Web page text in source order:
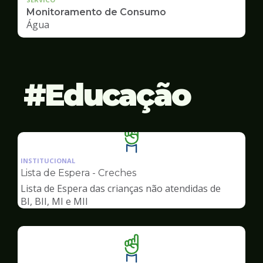
Monitoramento de Consumo
Água
Educação
Ilustração
da
pagina
Educação
INSTITUCIONAL
Lista de Espera - Creches
Lista de Espera das crianças não atendidas de
BI, BII, MI e MII
Ilustração